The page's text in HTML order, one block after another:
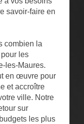
savoir-faire en
combien la
les
les-Maures.
en œuvre pour
et accroître
ville. Notre
sur
les plus